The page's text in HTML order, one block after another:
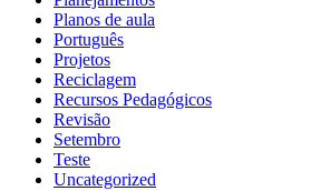
Planos de aula
Português
Projetos
Reciclagem
Recursos Pedagógicos
Revisão
Setembro
Teste
Uncategorized